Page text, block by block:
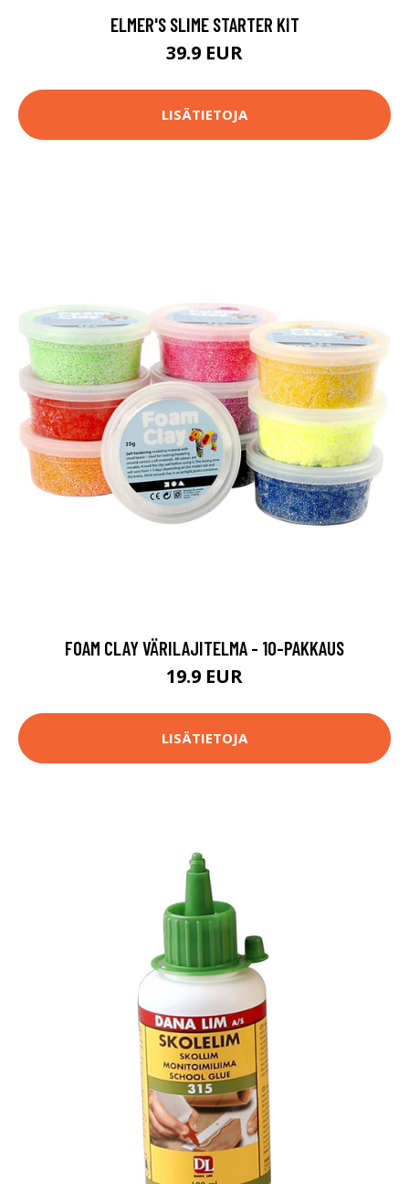
ELMER'S SLIME STARTER KIT
39.9 EUR
LISÄTIETOJA
FOAM CLAY VÄRILAJITELMA - 10-PAKKAUS
19.9 EUR
LISÄTIETOJA